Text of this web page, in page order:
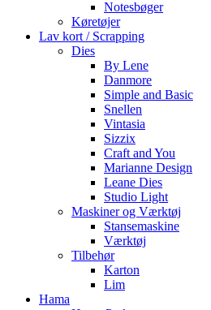
Notesbøger
Køretøjer
Lav kort / Scrapping
Dies
By Lene
Danmore
Simple and Basic
Snellen
Vintasia
Sizzix
Craft and You
Marianne Design
Leane Dies
Studio Light
Maskiner og Værktøj
Stansemaskine
Værktøj
Tilbehør
Karton
Lim
Hama